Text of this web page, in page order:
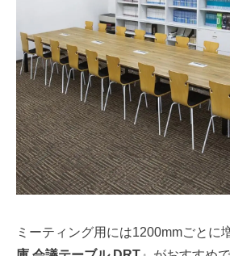
ミーティング用には1200mmごとに